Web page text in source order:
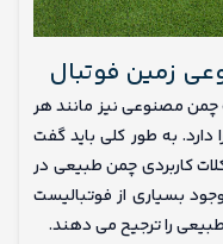
زمین فوتبال
چمن مصنوعی نیز مانند هر
به طور کلی باید گفت
کاربردی چمن طبیعی در
بسیاری از فوتبالیست
را ترجیح می دهند.